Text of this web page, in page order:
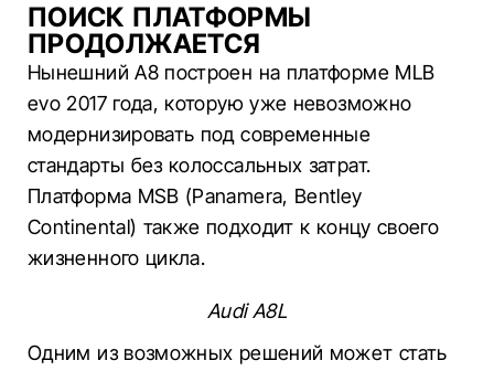
ПОИСК ПЛАТФОРМЫ
ПРОДОЛЖАЕТСЯ
Нынешний A8 построен на платформе MLB
evo 2017 года, которую уже невозможно
модернизировать под современные
стандарты без колоссальных затрат.
Платформа MSB (Panamera, Bentley
Continental) также подходит к концу своего
жизненного цикла.
Audi A8L
Одним из возможных решений может стать